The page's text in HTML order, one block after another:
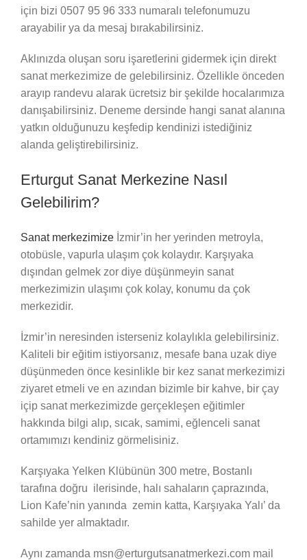
için bizi 0507 95 96 333 numaralı telefonumuzu
arayabilir ya da mesaj bırakabilirsiniz.
Aklınızda oluşan soru işaretlerini gidermek için direkt
sanat merkezimize de gelebilirsiniz. Özellikle önceden
arayıp randevu alarak ücretsiz bir şekilde hocalarımıza
danışabilirsiniz. Deneme dersinde hangi sanat alanına
yatkın olduğunuzu keşfedip kendinizi istediğiniz
alanda geliştirebilirsiniz.
Erturgut Sanat Merkezine Nasıl
Gelebilirim?
Sanat merkezimizeİzmir’in her yerinden metroyla,
otobüsle, vapurla ulaşım çok kolaydır. Karşıyaka
dışından gelmek zor diye düşünmeyin sanat
merkezimizin ulaşımı çok kolay, konumu da çok
merkezidir.
İzmir’in neresinden isterseniz kolaylıkla gelebilirsiniz.
Kaliteli bir eğitim istiyorsanız, mesafe bana uzak diye
düşünmeden önce kesinlikle bir kez sanat merkezimizi
ziyaret etmeli ve en azından bizimle bir kahve, bir çay
içip sanat merkezimizde gerçekleşen eğitimler
hakkında bilgi alıp, sıcak, samimi, eğlenceli sanat
ortamımızı kendiniz görmelisiniz.
Karşıyaka Yelken Klübünün 300 metre, Bostanlı
tarafına doğru ilerisinde, halı sahaların çaprazında,
Lion Kafe’nin yanında zemin katta, Karşıyaka Yalı’ da
sahilde yer almaktadır.
Aynı zamanda msn@erturgutsanatmerkezi.com mail